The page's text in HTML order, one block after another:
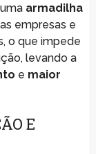
armadilha
empresas e
o que impede
levando a
e maior
E